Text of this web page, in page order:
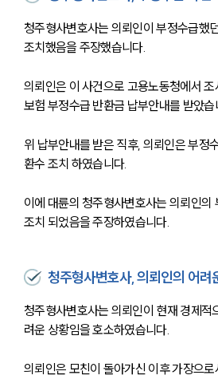
청주형사변호사는 의뢰인이 부정수급했
조치했음을 주장했습니다.
의뢰인은 이 사건으로 고용노동청에서
보험 부정수급 반환금 납부안내를 받았습
위 납부안내를 받은 직후, 의뢰인은 부정
환수 조치 하였습니다.
이에 대륜의 청주형사변호사는 의뢰인의
조치 되었음을 주장하였습니다.
청주형사변호사, 의뢰인의 어려
청주형사변호사는 의뢰인이 현재 경제적
려운 상황임을 호소하였습니다.
의뢰인은 모친이 돌아가신 이후 가장으